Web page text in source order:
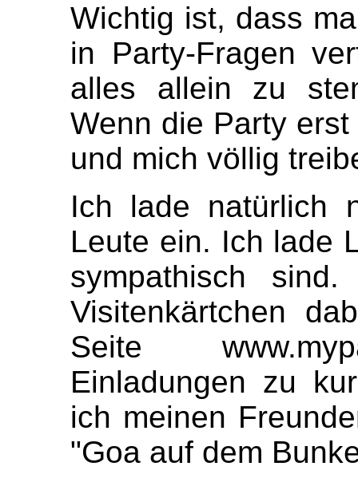
Wichtig ist, dass
in Party-Fragen
alles allein zu
Wenn die Party
und mich völlig
Ich lade natürlich
Leute ein. Ich lade
sympathisch
Visitenkärtchen
Seite
Einladungen zu
ich meinen
"Goa auf dem